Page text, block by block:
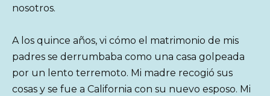
nosotros.
A los quince años, vi cómo el matrimonio de mis
padres se derrumbaba como una casa golpeada
por un lento terremoto. Mi madre recogió sus
cosas y se fue a California con su nuevo esposo. Mi